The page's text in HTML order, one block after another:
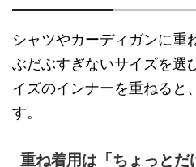
シャツやカーディガンに重
ぶだぶすぎないサイズを選
イズのインナーを重ねると
す。
重ね着用は「ちょっとだ